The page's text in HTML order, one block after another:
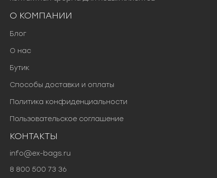
О КОМПАНИИ
Блог
О нас
Бутик
Способы доставки и оплаты
Политика конфиденциальности
Пользовательское соглашение
КОНТАКТЫ
info@ex-bags.ru
8 800 500 73 36